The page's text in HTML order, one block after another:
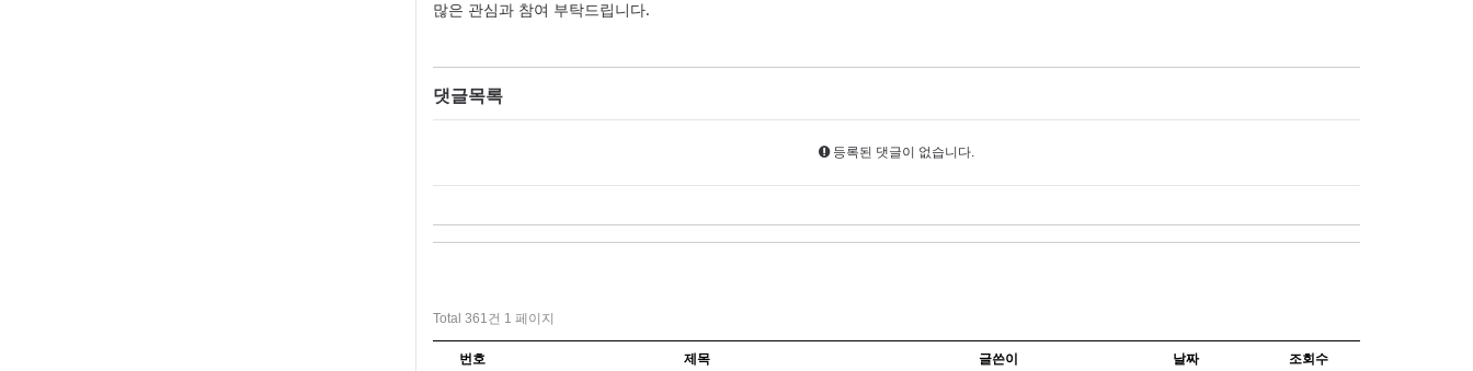
많은 관심과 참여 부탁드립니다.
댓글목록
등록된 댓글이 없습니다.
Total 361건 1 페이지
번호 제목 글쓴이 날짜 조회수